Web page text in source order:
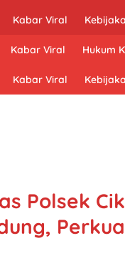
Kabar Viral
Kabar Viral Hukum
Kabar Viral
Polsek